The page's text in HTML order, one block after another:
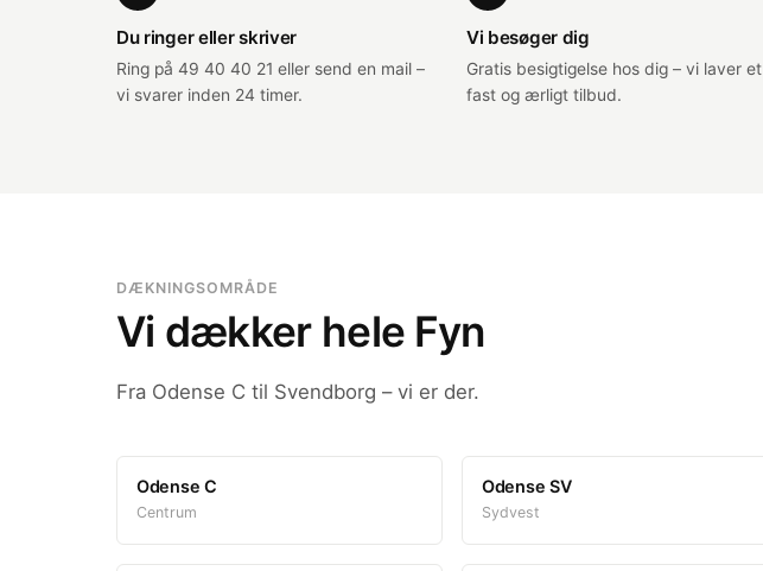
Du ringer eller skriver
Ring på 49 40 40 21 eller send en mail –
vi svarer inden 24 timer.
Vi besøger dig
Gratis besigtigelse hos dig – vi laver et
fast og ærligt tilbud.
DÆKNINGSOMRÅDE
Vi dækker hele Fyn
Fra Odense C til Svendborg – vi er der.
Odense C
Centrum
Odense SV
Sydvest